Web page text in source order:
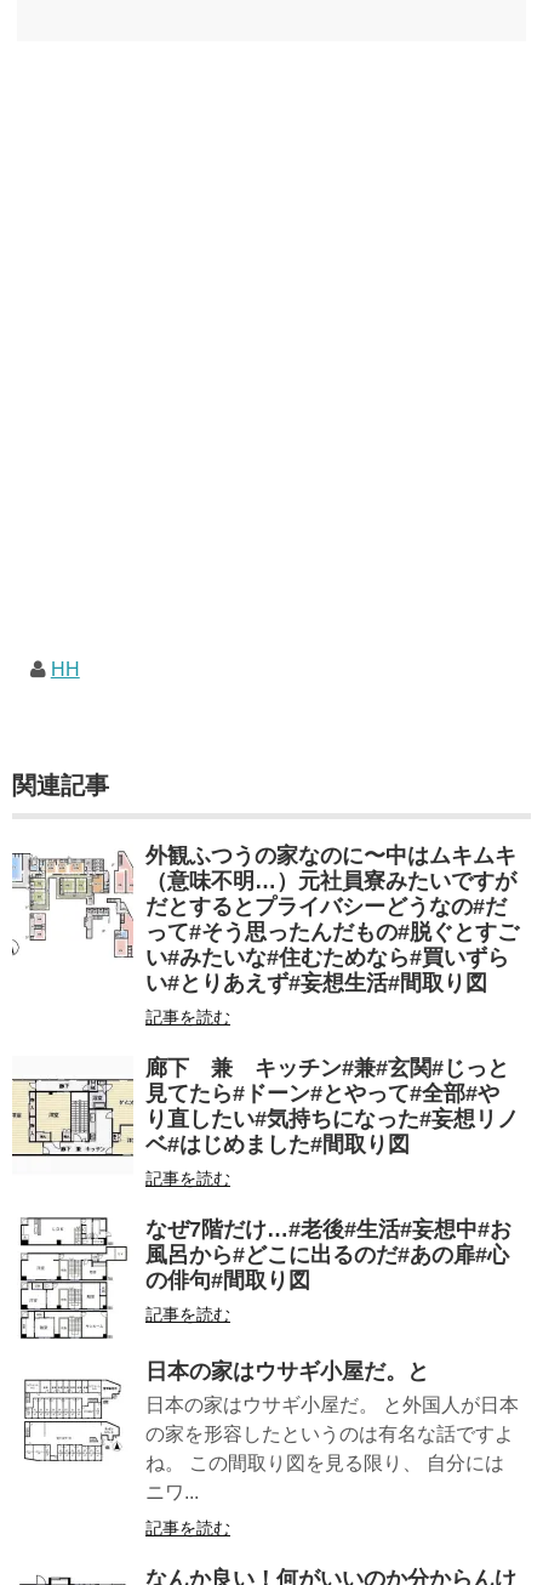
HH
関連記事
外観ふつうの家なのに〜中はムキムキ
（意味不明…）元社員寮みたいですが
だとするとプライバシーどうなの#だ
って#そう思ったんだもの#脱ぐとすご
い#みたいな#住むためなら#買いずら
い#とりあえず#妄想生活#間取り図
記事を読む
廊下 兼 キッチン#兼#玄関#じっと
見てたら#ドーン#とやって#全部#や
り直したい#気持ちになった#妄想リノ
ベ#はじめました#間取り図
記事を読む
なぜ7階だけ…#老後#生活#妄想中#お
風呂から#どこに出るのだ#あの扉#心
の俳句#間取り図
記事を読む
日本の家はウサギ小屋だ。と
日本の家はウサギ小屋だ。 と外国人が日本
の家を形容したというのは有名な話ですよ
ね。 この間取り図を見る限り、 自分には
ニワ...
記事を読む
なんか良い！何がいいのか分からんけ